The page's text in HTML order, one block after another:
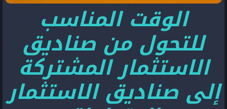
الوقت المناسب
للتحول من صناديق
الاستثمار المشتركة
إلى صناديق الاستثمار